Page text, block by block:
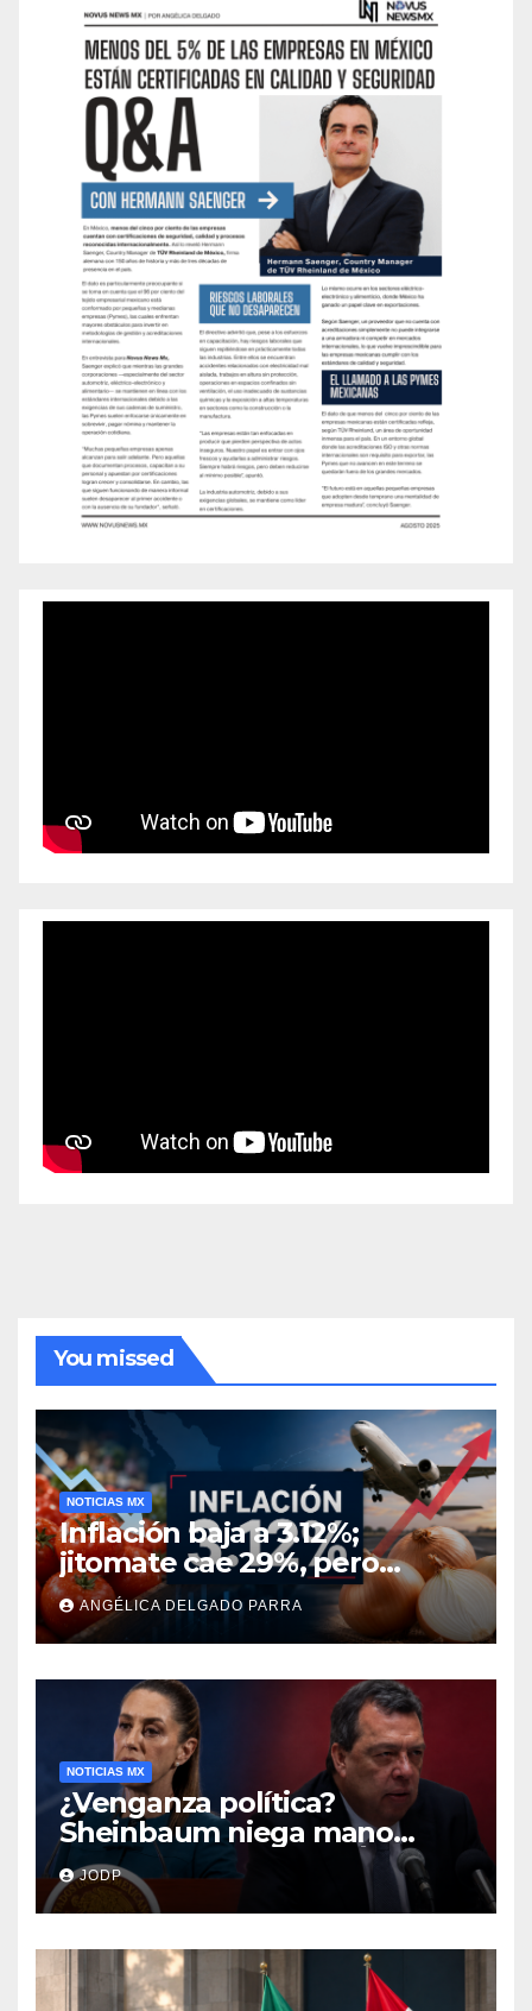
You missed
NOTICIAS MX
Inflación baja a 3.12%;
jitomate cae 29%, pero
cebolla y vuelos se
encarecen
ANGÉLICA DELGADO PARRA
NOTICIAS MX
¿Venganza política?
Sheinbaum niega mano
negra en captura de Ángel
Aguirre
JODP